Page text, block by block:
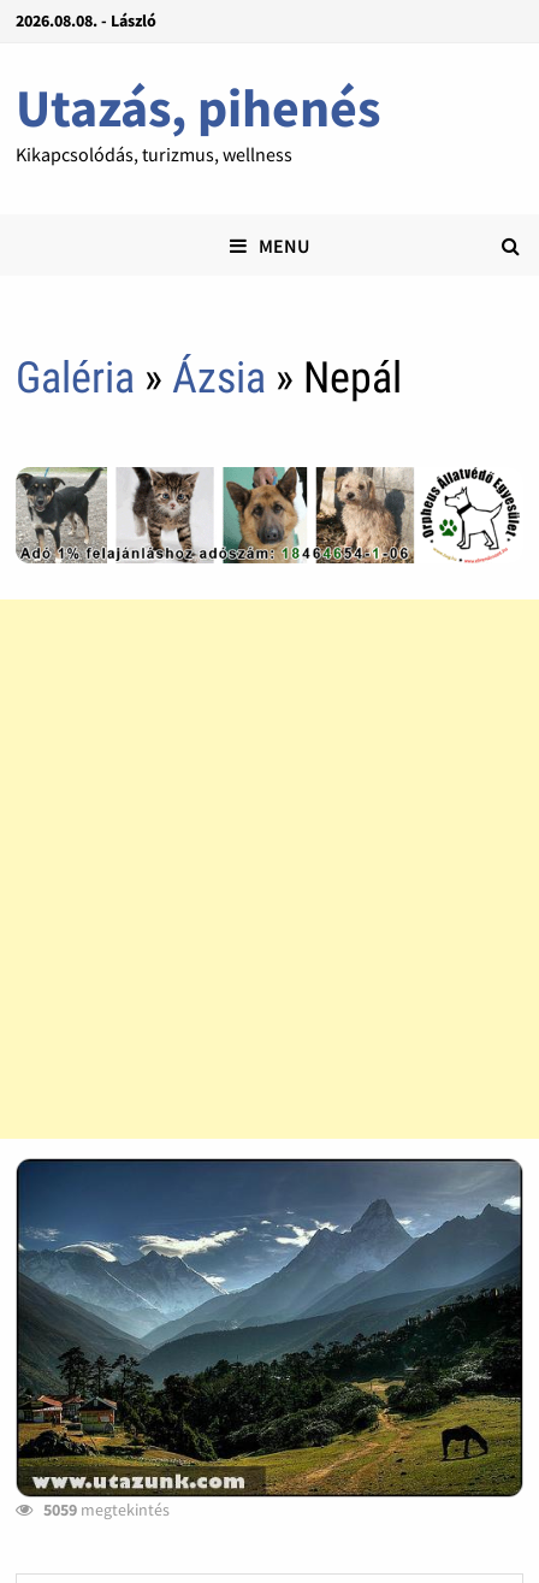
2026.08.08. - László
Utazás, pihenés
Kikapcsolódás, turizmus, wellness
MENU
Galéria » Ázsia » Nepál
5059megtekintés